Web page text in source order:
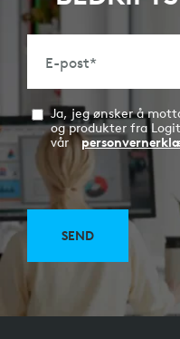
E-post*
Ja, jeg ønsker å
og produkter fra
vår
SEND